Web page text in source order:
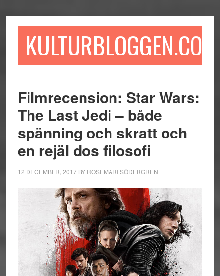
till
till
sidofältet
till
KULTURBLOGGEN.COM
Filmrecension: Star Wars:
The Last Jedi – både
spänning och skratt och
en rejäl dos filosofi
12 DECEMBER, 2017BY ROSEMARI SÖDERGREN